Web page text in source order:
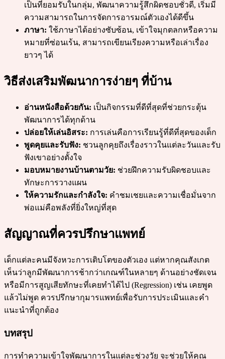
เป็นที่ยอมรับในกลุ่ม, พัฒนาความรู้สึกผิดชอบชั่วดี, เริ่มมี
ความสามารถในการจัดการอารมณ์ตัวเองได้ดีขึ้น
ภาษา: ใช้ภาษาได้อย่างซับซ้อน, เข้าใจมุกตลกหรือความ
หมายที่ซ่อนเร้น, สามารถเขียนเรียงความหรือเล่าเรื่อง
ยาวๆ ได้
วิธีส่งเสริมพัฒนาการง่ายๆ ที่บ้าน
อ่านหนังสือด้วยกัน: เป็นกิจกรรมที่ดีที่สุดที่ช่วยกระตุ้น
พัฒนาการได้ทุกด้าน
ปล่อยให้เล่นอิสระ: การเล่นคือการเรียนรู้ที่ดีที่สุดของเด็ก
พูดคุยและรับฟัง: ชวนลูกคุยถึงเรื่องราวในแต่ละวันและรับ
ฟังเขาอย่างตั้งใจ
มอบหมายงานบ้านตามวัย: ช่วยฝึกความรับผิดชอบและ
ทักษะการวางแผน
ให้ความรักและกำลังใจ: คำชมเชยและความเชื่อมั่นจาก
พ่อแม่คือพลังที่ยิ่งใหญ่ที่สุด
สัญญาณที่ควรปรึกษาแพทย์
เด็กแต่ละคนมีจังหวะการเติบโตของตัวเอง แต่หากคุณสังเกต
เห็นว่าลูกมีพัฒนาการช้ากว่าเกณฑ์ในหลายๆ ด้านอย่างชัดเจน
หรือมีการสูญเสียทักษะที่เคยทำได้ไป (Regression) เช่น เคยพูด
แล้วไม่พูด ควรปรึกษากุมารแพทย์เพื่อรับการประเมินและคำ
แนะนำที่ถูกต้อง
บทสรุป
การทำความเข้าใจพัฒนาการในแต่ละช่วงวัย จะช่วยให้คุณ